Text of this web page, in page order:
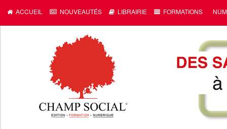
ACCUEIL NOUVEAUTÉS LIBRAIRIE FORMATIONS